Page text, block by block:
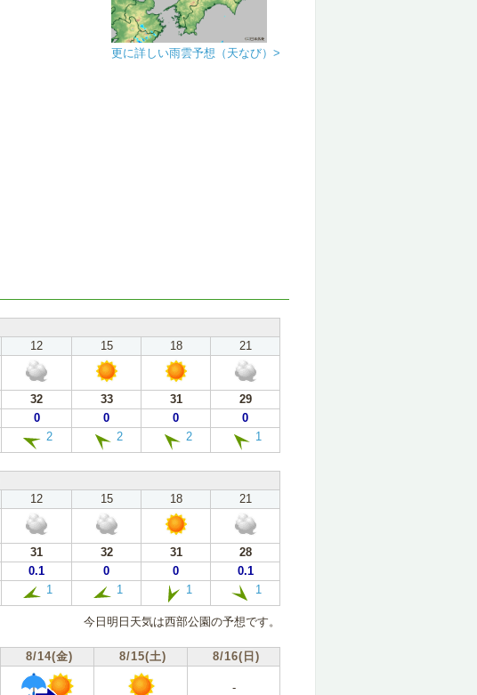
更に詳しい雨雲予想（天なび）>
12 15 18
21
32 33 31
29
0 0 0
0
2 2 2 1
12 15 18
21
31 32 31
28
0.1 0 0
0.1
1 1 1 1
今日明日天気は西部公園の予想です。
8/14(金) 8/15(土) 8/16(日)
-